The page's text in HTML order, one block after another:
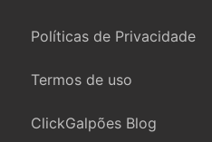
Políticas de Privacidade
Termos de uso
ClickGalpões Blog